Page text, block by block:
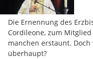
Die Ernennung des
Cordileone, zum
manchen erstaunt.
überhaupt?